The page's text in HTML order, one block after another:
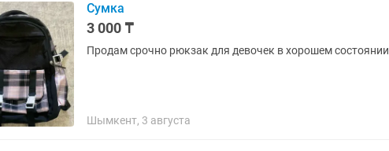
Сумка
3 000 ₸
Продам срочно рюкзак для девочек в хорошем состоянии
Шымкент, 3 августа